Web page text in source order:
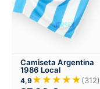
Camiseta Argentina
1986 Local
4,9 ★★★★★(312)